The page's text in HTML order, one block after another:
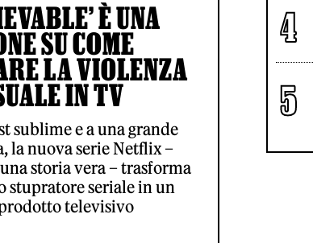
È UNA
SU COME
LA VIOLENZA
IN TV
sublime e a una grande
la nuova serie Netflix –
storia vera – trasforma
stupratore seriale in un
televisivo